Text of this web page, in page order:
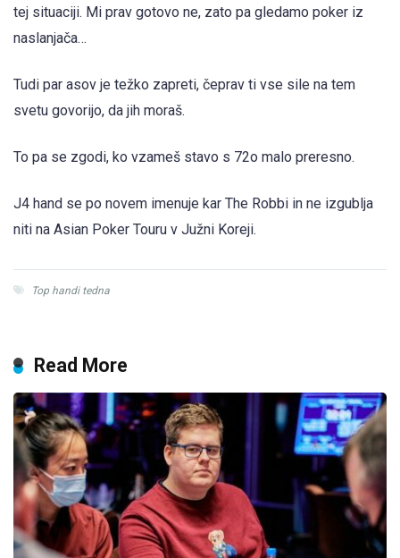
tej situaciji. Mi prav gotovo ne, zato pa gledamo poker iz
naslanjača…
Tudi par asov je težko zapreti, čeprav ti vse sile na tem
svetu govorijo, da jih moraš.
To pa se zgodi, ko vzameš stavo s 72o malo preresno.
J4 hand se po novem imenuje kar The Robbi in ne izgublja
niti na Asian Poker Touru v Južni Koreji.
Top handi tedna
Read More